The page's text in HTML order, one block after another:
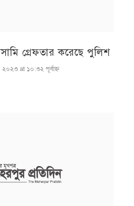
গ্রেফতার করেছে পুলিশ
২০২৩ at ১০:৩২ পূর্বাহ্ণ